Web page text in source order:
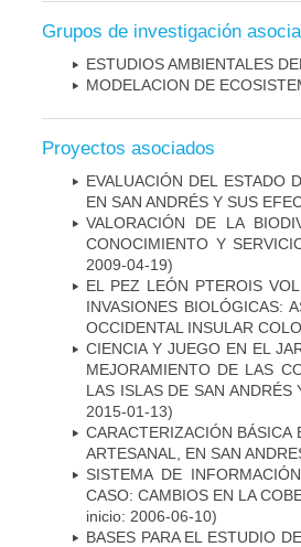
Grupos de investigación
ESTUDIOS AMBIENTALES
MODELACION DE
Proyectos asociados
EVALUACIÓN DEL ESTADO
EN SAN ANDRÉS Y SUS
VALORACIÓN DE LA
CONOCIMIENTO Y
2009-04-19)
EL PEZ LEÓN PTEROIS
INVASIONES BIOLÓGICAS:
OCCIDENTAL INSULAR
CIENCIA Y JUEGO EN EL
MEJORAMIENTO DE LAS
LAS ISLAS DE SAN
2015-01-13)
CARACTERIZACIÓN BÁSICA
ARTESANAL, EN SAN
SISTEMA DE
CASO: CAMBIOS EN LA
inicio: 2006-06-10)
BASES PARA EL ESTUDIO